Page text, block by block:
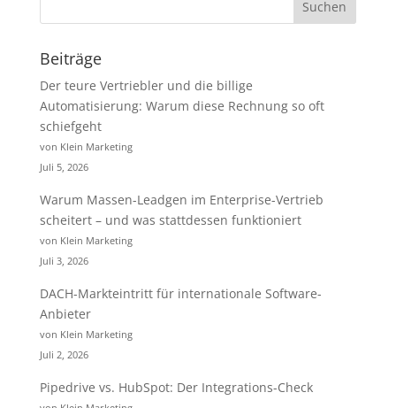
Beiträge
Der teure Vertriebler und die billige
Automatisierung: Warum diese Rechnung so oft
schiefgeht
von Klein Marketing
Juli 5, 2026
Warum Massen-Leadgen im Enterprise-Vertrieb
scheitert – und was stattdessen funktioniert
von Klein Marketing
Juli 3, 2026
DACH-Markteintritt für internationale Software-
Anbieter
von Klein Marketing
Juli 2, 2026
Pipedrive vs. HubSpot: Der Integrations-Check